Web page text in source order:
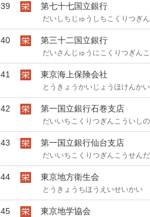
39 第七十七国立銀行
だいしちじゅうしちこくりつぎん
40 第三十二国立銀行
だいさんじゅうにこくりつぎんこ
41 東京海上保険会社
とうきょうかいじょうほけんか
42 第一国立銀行石巻支店
だいいちこくりつぎんこういし
43 第一国立銀行仙台支店
だいいちこくりつぎんこうせん
44 東京地方衛生会
とうきょうちほうえいせいかい
45 東京地学協会